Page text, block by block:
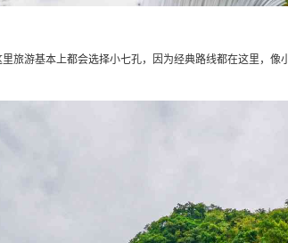
旅游基本上都会选择小七孔，因为经典路线都在这里，